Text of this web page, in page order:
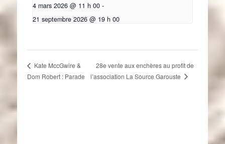
4 mars 2026 @ 11 h 00 -
21 septembre 2026 @ 19 h 00
Kate MccGwire &
Dom Robert : Parade
28e vente aux enchères au profit de
l’association La Source Garouste